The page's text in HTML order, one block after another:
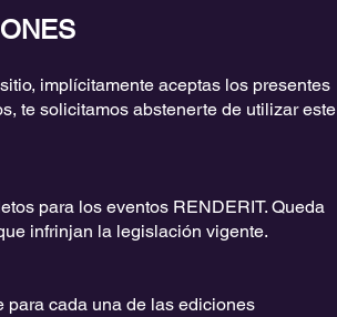
implícitamente aceptas los presentes
te solicitamos abstenerte de utilizar este
para los eventos RENDERIT. Queda
infrinjan la legislación vigente.
para cada una de las ediciones